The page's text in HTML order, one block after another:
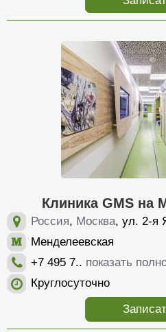
Клиника GMS на
Россия, Москва, ул. 2-я
Менделеевская
+7 495 7.. показать
Круглосуточно